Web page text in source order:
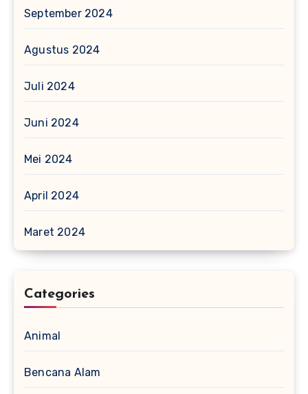
September 2024
Agustus 2024
Juli 2024
Juni 2024
Mei 2024
April 2024
Maret 2024
Categories
Animal
Bencana Alam